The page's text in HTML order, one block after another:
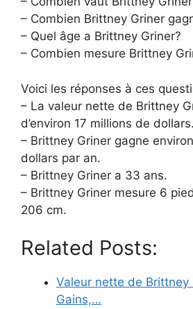
– Combien Brittney Griner
– Quel âge a Brittney Griner?
– Combien mesure Brittney
Voici les réponses à ces
– La valeur nette de Brittney
d’environ 17 millions de dollars.
– Brittney Griner gagne
dollars par an.
– Brittney Griner a 33 ans.
– Brittney Griner mesure 6
206 cm.
Related Posts:
Valeur nette de Brittney
Gains,…